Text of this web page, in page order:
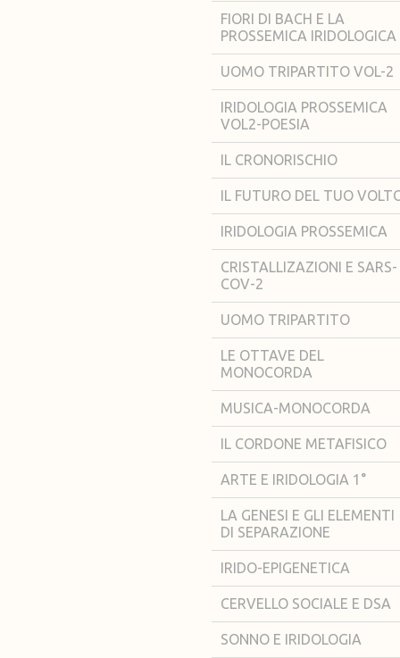
FIORI DI BACH E LA
PROSSEMICA IRIDOLOGICA
UOMO TRIPARTITO VOL-2
IRIDOLOGIA PROSSEMICA
VOL2-POESIA
IL CRONORISCHIO
IL FUTURO DEL TUO
IRIDOLOGIA PROSSEMICA
CRISTALLIZAZIONI E SARS-
COV-2
UOMO TRIPARTITO
LE OTTAVE DEL
MONOCORDA
MUSICA-MONOCORDA
IL CORDONE METAFISICO
ARTE E IRIDOLOGIA 1°
LA GENESI E GLI ELEMENTI
DI SEPARAZIONE
IRIDO-EPIGENETICA
CERVELLO SOCIALE E DSA
SONNO E IRIDOLOGIA